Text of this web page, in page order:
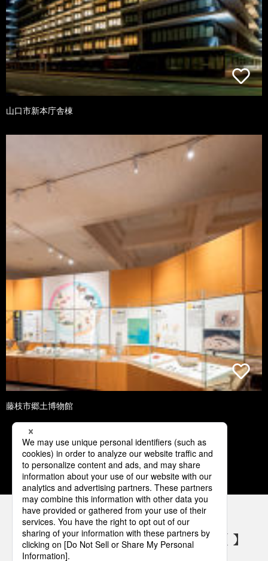
山口市新本庁舎棟
藤枝市郷土博物館
1 2 3 4 5
パナソニックの電気設備 SNSアカウント